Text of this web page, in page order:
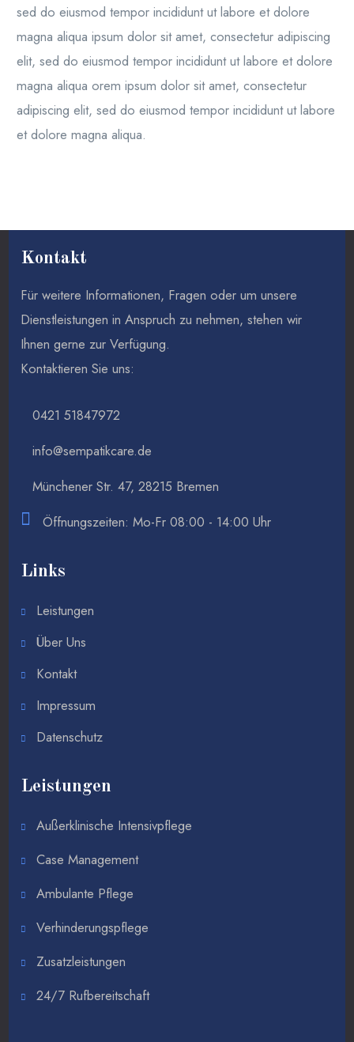
sed do eiusmod tempor incididunt ut labore et dolore
magna aliqua ipsum dolor sit amet, consectetur adipiscing
elit, sed do eiusmod tempor incididunt ut labore et dolore
magna aliqua orem ipsum dolor sit amet, consectetur
adipiscing elit, sed do eiusmod tempor incididunt ut labore
et dolore magna aliqua.
Kontakt
Für weitere Informationen, Fragen oder um unsere
Dienstleistungen in Anspruch zu nehmen, stehen wir
Ihnen gerne zur Verfügung.
Kontaktieren Sie uns:
0421 51847972
info@sempatikcare.de
Münchener Str. 47, 28215 Bremen
Öffnungszeiten: Mo-Fr 08:00 - 14:00 Uhr
Links
Leistungen
Über Uns
Kontakt
Impressum
Datenschutz
Leistungen
Außerklinische Intensivpflege
Case Management
Ambulante Pflege
Verhinderungspflege
Zusatzleistungen
24/7 Rufbereitschaft